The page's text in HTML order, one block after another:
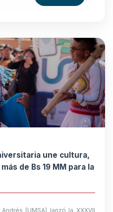
une cultura,
de Bs 19 MM para la
(UMSA) lanzó la XXXVII